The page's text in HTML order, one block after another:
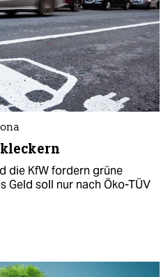
die KfW fordern grüne
Geld soll nur nach Öko-TÜV